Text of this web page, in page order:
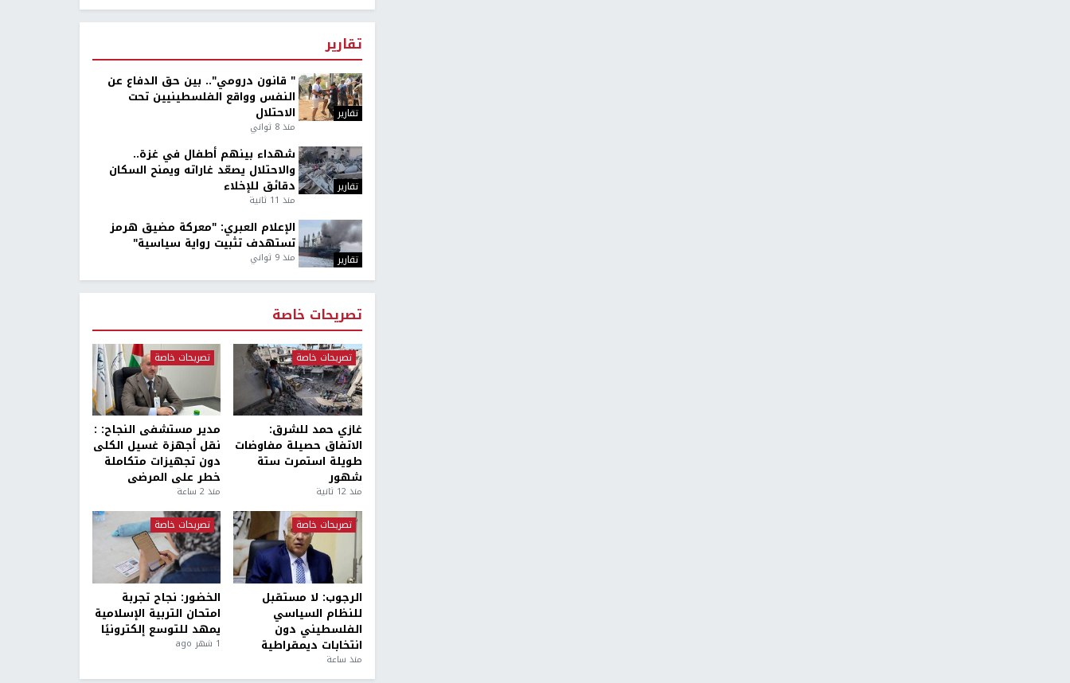
تقارير
تقارير
" قانون درومي".. بين حق الدفاع عن
النفس وواقع الفلسطينيين تحت
الاحتلال
منذ 8 ثواني
تقارير
شهداء بينهم أطفال في غزة..
والاحتلال يصعّد غاراته ويمنح السكان
دقائق للإخلاء
منذ 11 ثانية
تقارير
الإعلام العبري: "معركة مضيق هرمز
تستهدف تثبيت رواية سياسية"
منذ 9 ثواني
تصريحات خاصة
تصريحات خاصة
غازي حمد للشرق:
الاتفاق حصيلة مفاوضات
طويلة استمرت ستة
شهور
منذ 12 ثانية
تصريحات خاصة
مدير مستشفى النجاح: :
نقل أجهزة غسيل الكلى
دون تجهيزات متكاملة
خطر على المرضى
منذ 2 ساعة
تصريحات خاصة
الرجوب: لا مستقبل
للنظام السياسي
الفلسطيني دون
انتخابات ديمقراطية
منذ ساعة
تصريحات خاصة
الخضور: نجاح تجربة
امتحان التربية الإسلامية
يمهد للتوسع إلكترونيًا
1 شهر ago